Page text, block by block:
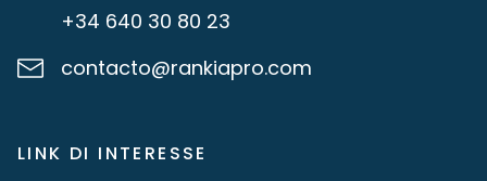
+34 640 30 80 23
contacto@rankiapro.com
LINK DI INTERESSE